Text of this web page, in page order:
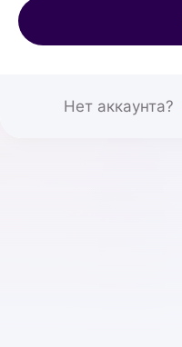
Нет аккаунта?